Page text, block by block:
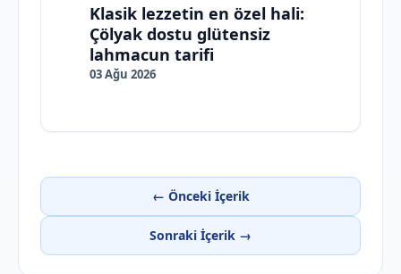
Klasik lezzetin en özel hali:
Çölyak dostu glütensiz
lahmacun tarifi
03 Ağu 2026
← Önceki İçerik
Sonraki İçerik →